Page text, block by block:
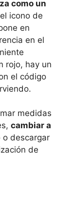
como un
icono de
en
en el
rojo, hay un
el código
medidas
cambiar a
o descargar
de